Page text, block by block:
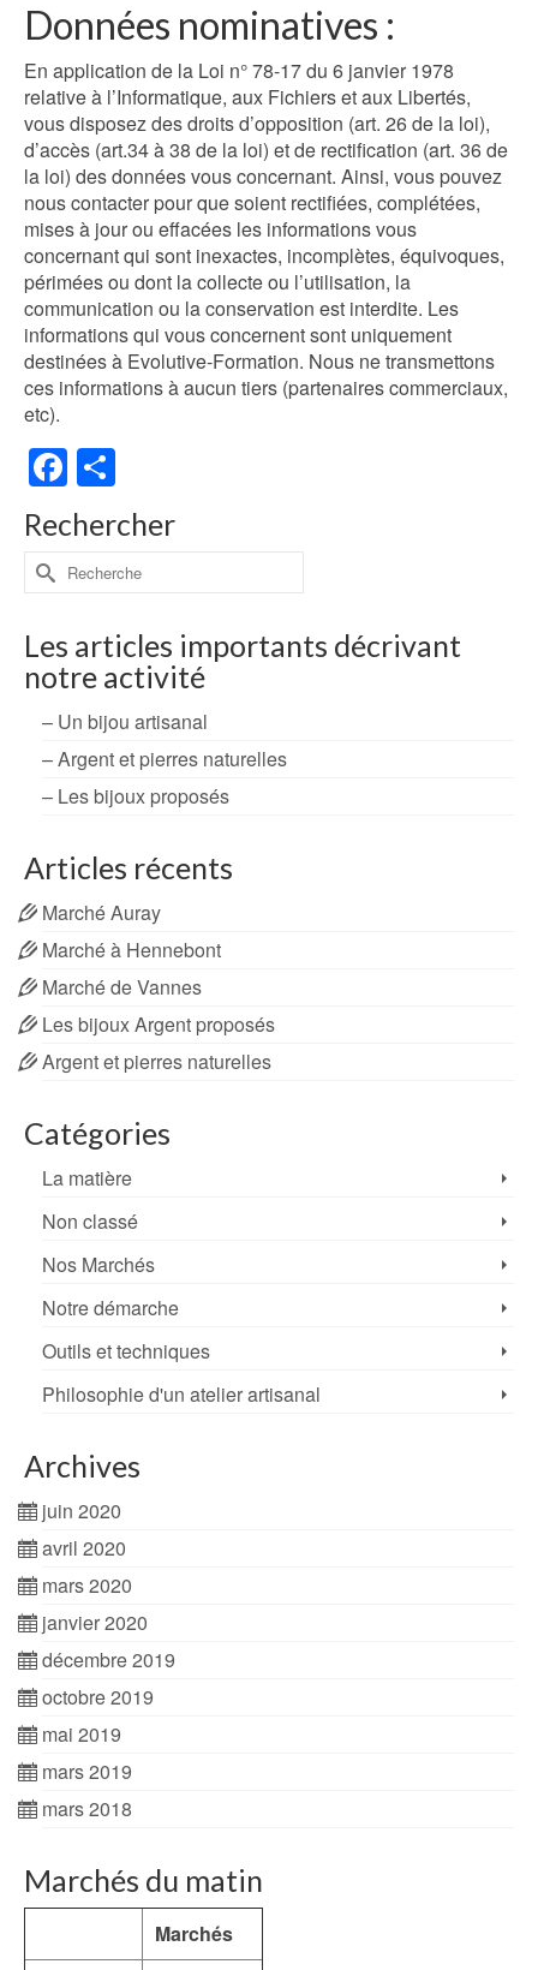
Données nominatives :
En application de la Loi n° 78-17 du 6 janvier 1978
relative à l’Informatique, aux Fichiers et aux Libertés,
vous disposez des droits d’opposition (art. 26 de la loi),
d’accès (art.34 à 38 de la loi) et de rectification (art. 36 de
la loi) des données vous concernant. Ainsi, vous pouvez
nous contacter pour que soient rectifiées, complétées,
mises à jour ou effacées les informations vous
concernant qui sont inexactes, incomplètes, équivoques,
périmées ou dont la collecte ou l’utilisation, la
communication ou la conservation est interdite. Les
informations qui vous concernent sont uniquement
destinées à Evolutive-Formation. Nous ne transmettons
ces informations à aucun tiers (partenaires commerciaux,
etc).
Facebook
Rechercher
Rechercher :
Les articles importants décrivant
notre activité
– Un bijou artisanal
– Argent et pierres naturelles
– Les bijoux proposés
Articles récents
Marché Auray
Marché à Hennebont
Marché de Vannes
Les bijoux Argent proposés
Argent et pierres naturelles
Catégories
La matière
Non classé
Nos Marchés
Notre démarche
Outils et techniques
Philosophie d'un atelier artisanal
Archives
juin 2020
avril 2020
mars 2020
janvier 2020
décembre 2019
octobre 2019
mai 2019
mars 2019
mars 2018
Marchés du matin
Marchés